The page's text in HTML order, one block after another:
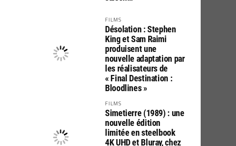
FILMS
Désolation : Stephen
King et Sam Raimi
produisent une
nouvelle adaptation par
les réalisateurs de
« Final Destination :
Bloodlines »
FILMS
Simetierre (1989) : une
nouvelle édition
limitée en steelbook
4K UHD et Bluray, chez